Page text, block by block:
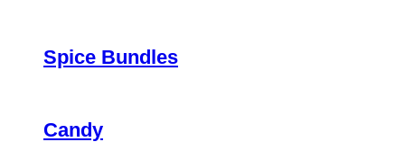
Spice Bundles
Candy